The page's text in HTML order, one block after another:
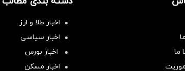
ما
اخبار طلا و ارز
اخبار سیاسی
اخبار بورس
اخبار مسکن